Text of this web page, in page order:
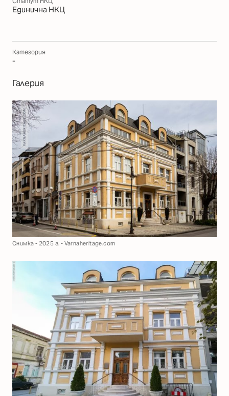
Единична НКЦ
Категория
-
Галерия
Снимка - 2025 г. - Varnaheritage.com